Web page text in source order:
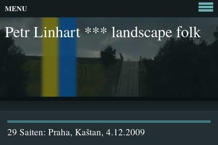
Petr Linhart *** landscape folk
29 Saiten: Praha, Kaštan, 4.12.2009
MENU